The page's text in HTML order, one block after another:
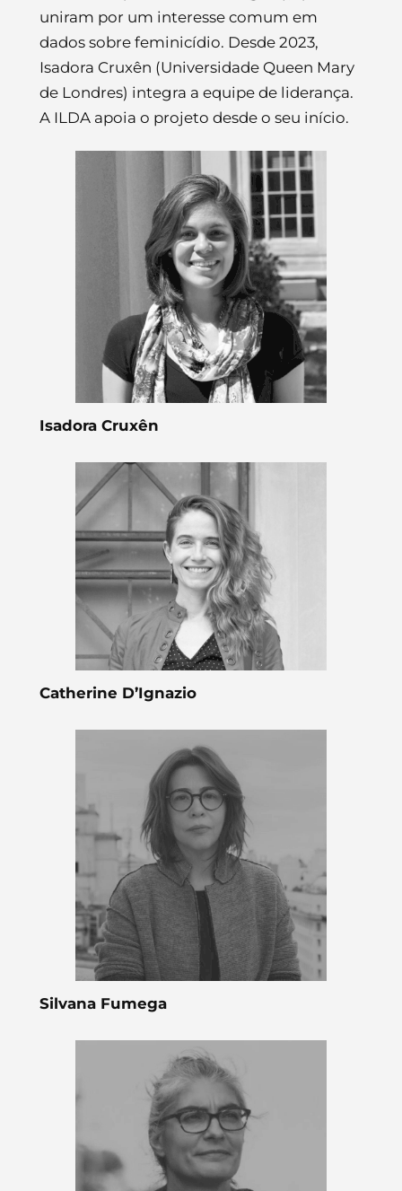
uniram por um interesse comum em
dados sobre feminicídio. Desde 2023,
Isadora Cruxên (Universidade Queen Mary
de Londres) integra a equipe de liderança.
A ILDA apoia o projeto desde o seu início.
Isadora Cruxên
Catherine D’Ignazio
Silvana Fumega